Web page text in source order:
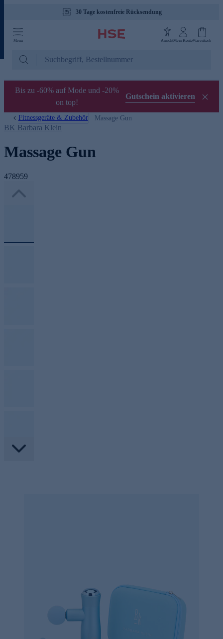
30 Tage kostenfreie Rücksendung
Tagesaktuelle Angebote
Menü AnsichtMein KontoWarenkorb
Bis zu -60% auf Mode und -20%
on top!
Gutschein aktivieren
Fitnessgeräte & Zubehör Massage Gun
BK Barbara Klein
Massage Gun
478959